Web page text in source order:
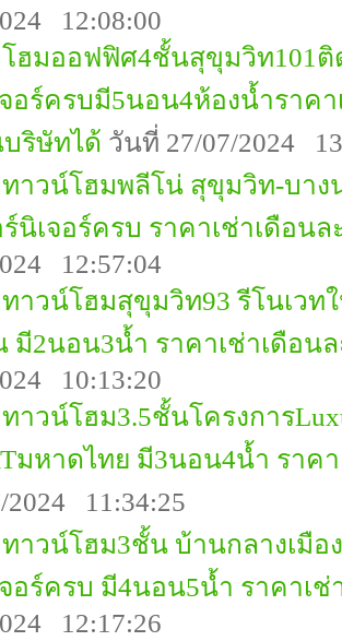
12:08:00
โฮมออฟฟิศ4ชั้นสุขุมวิท101
จอร์ครบมี5นอน4ห้องน้ำราค
ริษัทได้ วันที่ 27/07/2024
ทาวน์โฮมพลีโน่ สุขุมวิท-บา
นิเจอร์ครบ ราคาเช่าเดือนล
12:57:04
ทาวน์โฮมสุขุมวิท93 รีโนเวท
มี2นอน3น้ำ ราคาเช่าเดือนล
10:13:20
าวน์โฮม3.5ชั้นโครงการ
มหาดไทย มี3นอน4น้ำ ราค
2024 11:34:25
ทาวน์โฮม3ชั้น บ้านกลางเมือ
อร์ครบ มี4นอน5น้ำ ราคาเช่
12:17:26